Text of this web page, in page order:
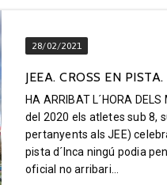
28/02/2021
JEEA. CROSS EN
HA ARRIBAT L´HORA
del 2020 els atletes sub 8,
pertanyents als JEE)
pista d´Inca ningú podia
oficial no arribari...